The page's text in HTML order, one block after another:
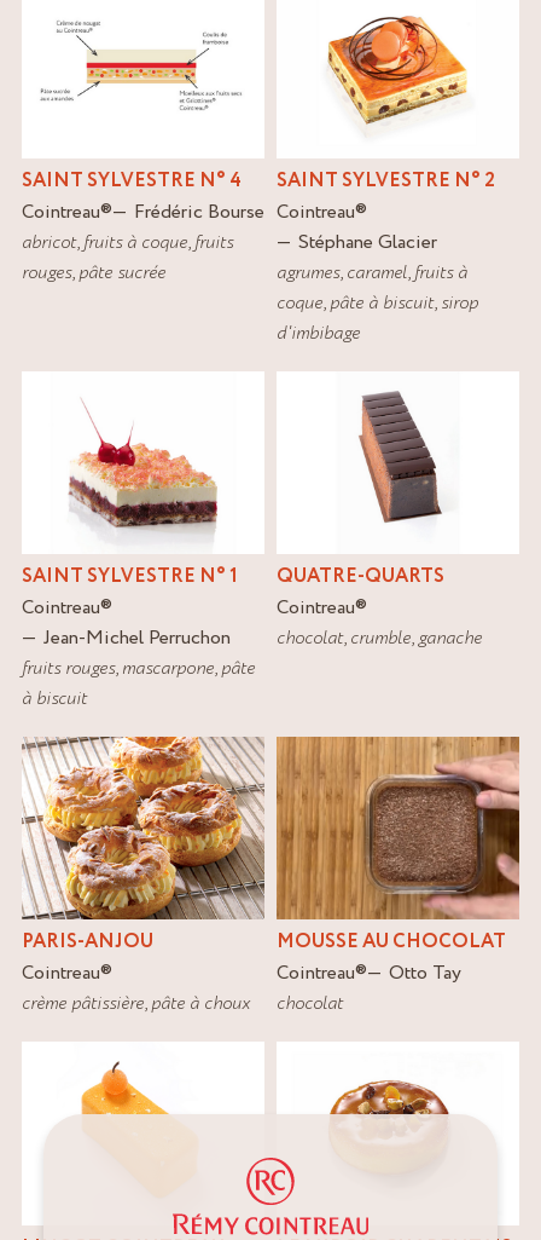
SAINT SYLVESTRE N° 4
Cointreau®
Frédéric Bourse
abricot,fruits à coque,fruits
rouges,pâte sucrée
SAINT SYLVESTRE N° 2
Cointreau®
Stéphane Glacier
agrumes,caramel,fruits à
coque,pâte à biscuit,sirop
d'imbibage
SAINT SYLVESTRE N° 1
Cointreau®
Jean-Michel Perruchon
fruits rouges,mascarpone,pâte
à biscuit
QUATRE-QUARTS
Cointreau®
chocolat,crumble,ganache
PARIS-ANJOU
Cointreau®
crème pâtissière,pâte à choux
MOUSSE AU CHOCOLAT
Cointreau®
Otto Tay
chocolat